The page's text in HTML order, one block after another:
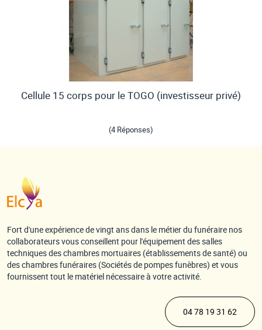
Cellule 15 corps pour le TOGO (investisseur privé)
(4 Réponses)
Fort d'une expérience de vingt ans dans le métier du funéraire nos
collaborateurs vous conseillent pour l'équipement des salles
techniques des chambres mortuaires (établissements de santé) ou
des chambres funéraires (Sociétés de pompes funèbres) et vous
fournissent tout le matériel nécessaire à votre activité.
04 78 19 31 62